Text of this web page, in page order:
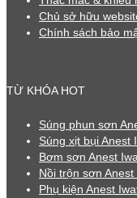
Chủ sở hữu
Chính sách bảo
TỪ KHÓA HOT
Súng phun sơn
Súng xịt bụi Anest
Bơm sơn Anest
Nồi trộn sơn Anest
Phụ kiện Anest